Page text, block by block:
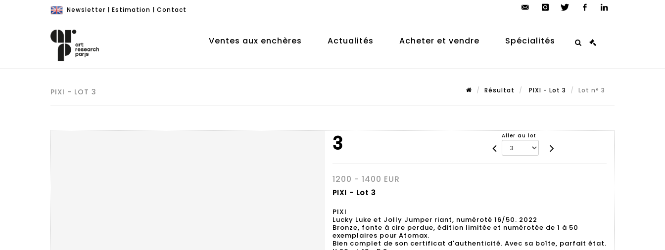
Newsletter | Estimation | Contact
auction.com
Ventes aux enchères Actualités Acheter et vendre Spécialités
PIXI - LOT 3 Résultat PIXI - Lot 3 Lot n° 3
3 Aller au lot
1200 - 1400 EUR
PIXI - Lot 3
PIXI
Lucky Luke et Jolly Jumper riant, numéroté 16/50. 2022
Bronze, fonte à cire perdue, édition limitée et numérotée de 1 à 50
exemplaires pour Atomax.
Bien complet de son certificat d'authenticité. Avec sa boîte, parfait état.